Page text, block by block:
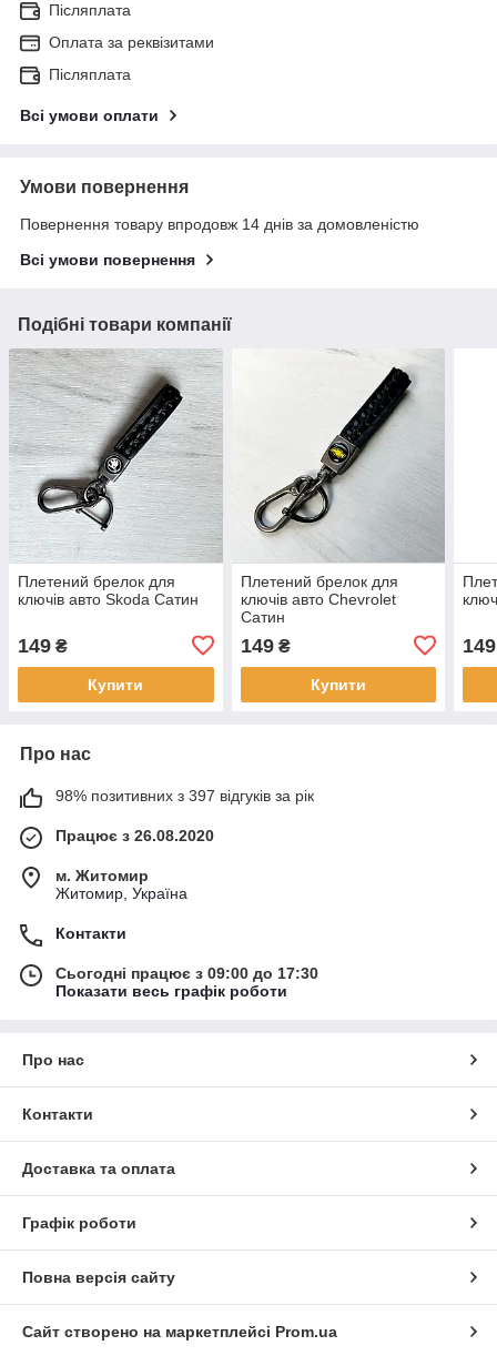
Післяплата
Оплата за реквізитами
Післяплата
Всі умови оплати
Умови повернення
Повернення товару впродовж 14 днів за домовленістю
Всі умови повернення
Подібні товари компанії
Плетений брелок для
ключів авто Skoda Сатин
149 ₴
Купити
Плетений брелок для
ключів авто Chevrolet
Сатин
149₴
Купити
149
Про нас
98% позитивних з 397 відгуків за рік
Працює з 26.08.2020
м. Житомир
Житомир, Україна
Контакти
Сьогодні працює з 09:00 до 17:30
Показати весь графік роботи
Про нас
Контакти
Доставка та оплата
Графік роботи
Повна версія сайту
Сайт створено на маркетплейсі Prom.ua